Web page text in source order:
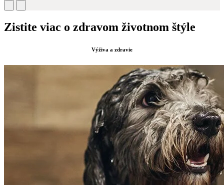
Zistite viac o zdravom životnom štýle
Výživa a zdravie